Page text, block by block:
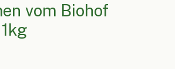
vom Biohof